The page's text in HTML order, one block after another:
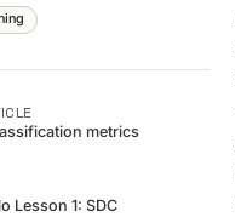
metrics
Lesson 1: SDC